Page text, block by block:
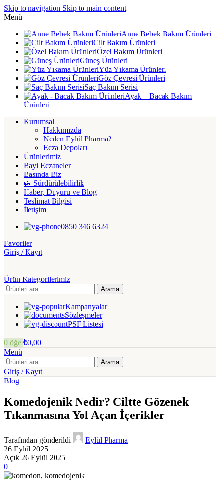
Skip to navigation Skip to main content
Menü
Anne Bebek Bakım Ürünleri
Cilt Bakım Ürünleri
Özel Bakım Ürünleri
Güneş Ürünleri
Yüz Yıkama Ürünleri
Göz Çevresi Ürünleri
Saç Bakım Serisi
Ayak – Bacak Bakım
Ürünleri
Kurumsal
Hakkımızda
Neden Eylül Pharma?
Ecza Depoları
Ürünlerimiz
Bayi Eczaneler
Basında Biz
🌿 Sürdürülebilirlik
Haber, Duyuru ve Blog
Teslimat Bilgisi
İletişim
0850 346 6324
Favoriler
Giriş / Kayıt
Ürün Kategorilerimiz
Arama
Kampanyalar
Sözleşmeler
PSF Listesi
0 öğe ₺0,00
Menü
Arama
Giriş / Kayıt
Blog
Komedojenik Nedir? Ciltte Gözenek
Tıkanmasına Yol Açan İçerikler
Tarafından gönderildi
Eylül Pharma
26 Eylül 2025
Açık 26 Eylül 2025
0